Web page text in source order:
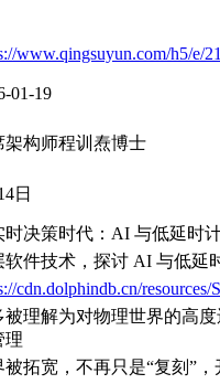
www.qingsuyun.com/h5/e/
01-19
架构师程训焘博士
日
时决策时代：AI 与低延时
软件技术，探讨 AI 与低延
cdn.dolphindb.cn/
被理解为对物理世界的高
理
被拓宽，不再只是“复刻”